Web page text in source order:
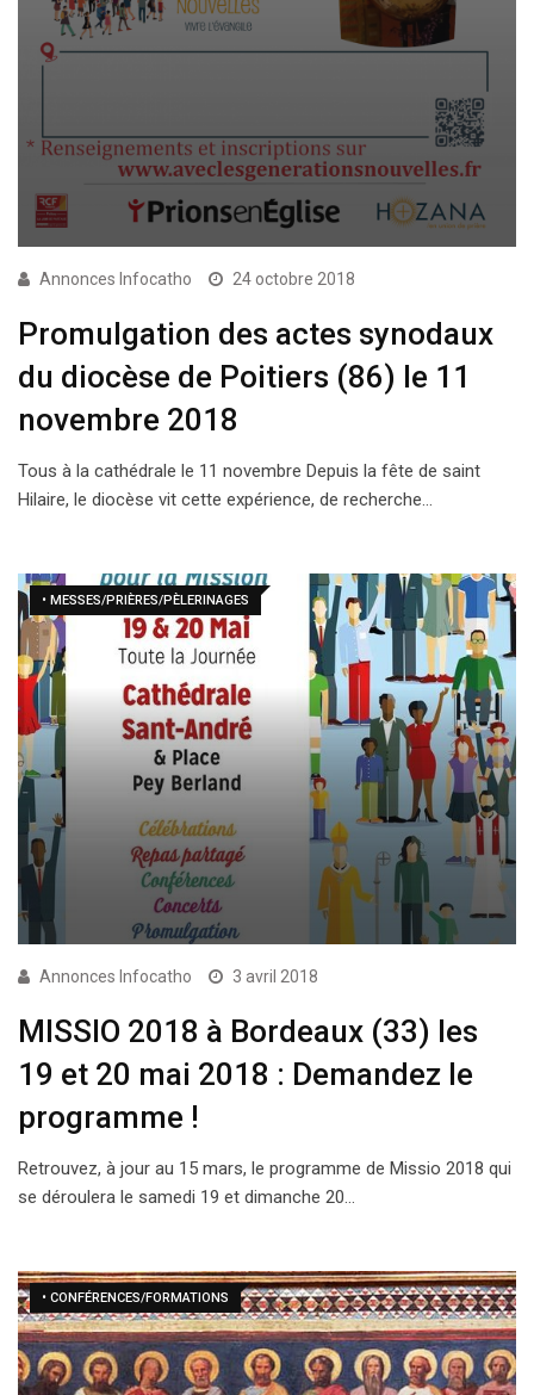
Annonces Infocatho 24 octobre 2018
Promulgation des actes synodaux
du diocèse de Poitiers (86) le 11
novembre 2018
Tous à la cathédrale le 11 novembre Depuis la fête de saint
Hilaire, le diocèse vit cette expérience, de recherche…
• MESSES/PRIÈRES/PÈLERINAGES
Annonces Infocatho 3 avril 2018
MISSIO 2018 à Bordeaux (33) les
19 et 20 mai 2018 : Demandez le
programme !
Retrouvez, à jour au 15 mars, le programme de Missio 2018 qui
se déroulera le samedi 19 et dimanche 20…
• CONFÉRENCES/FORMATIONS